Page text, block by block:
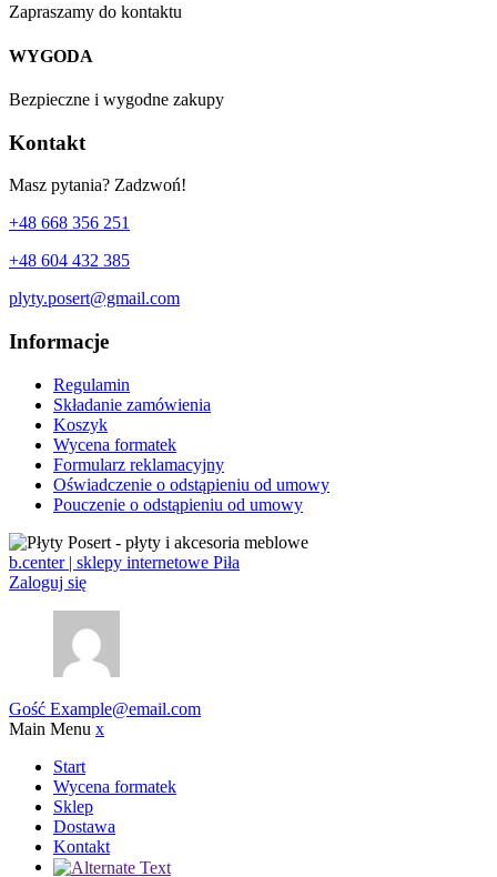
Zapraszamy do kontaktu
WYGODA
Bezpieczne i wygodne zakupy
Kontakt
Masz pytania? Zadzwoń!
+48 668 356 251
+48 604 432 385
plyty.posert@gmail.com
Informacje
Regulamin
Składanie zamówienia
Koszyk
Wycena formatek
Formularz reklamacyjny
Oświadczenie o odstąpieniu od umowy
Pouczenie o odstąpieniu od umowy
b.center | sklepy internetowe Piła
Zaloguj się
Gość Example@email.com
Main Menu x
Start
Wycena formatek
Sklep
Dostawa
Kontakt